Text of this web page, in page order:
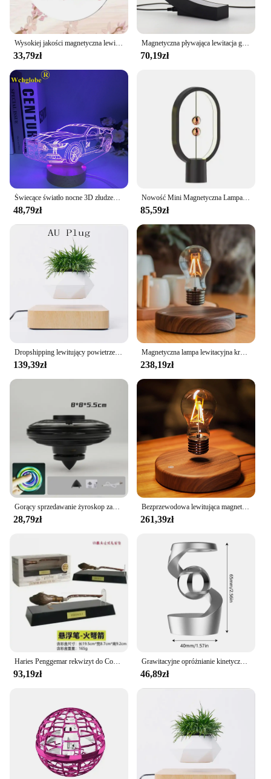
Wysokiej jakości magnetyczna lewitująca żarówka Retro atmosfera lampa do ochrony oczu RGB LED lampa lampka nocna z USB na wystrój pokoju prezent
33,79zł
Magnetyczna pływająca lewitacja globus LED mapa świata elektroniczna lampa antygrawitacyjna nowość kulka świetlna lampy dekoracyjne do domu prezenty urodzinowe
70,19zł
Świecące światło nocne 3D złudzenie optyczne w stylu vintage 7 kolorów drewniane światło migające z powrotem do przyszłego pojazdu lewitacji zabawki modele samochodów
48,79zł
Nowość Mini Magnetyczna Lampa Balansowa Lewitacja Pływająca Kula USB Przy Sypialnia Prezent Urodzinowy Dla Dzieci Fantazyjna Lampka Nocna LED Wystrój Pokoju
85,59zł
Dropshipping lewitujący powietrze doniczka do Bonsai obrót doniczki sadzarki zawieszenie magnetyczne pływający garnek roślina doniczkowa domu
139,39zł
Magnetyczna lampa lewitacyjna kreatywność pływająca żarówka szkło LED dekoracja biurko do pracy w domu prezent urodzinowy stół nowość lampka nocna
238,19zł
Gorący sprzedawanie żyroskop zabawki indukcyjne zabawa lewitacja emitujący światło żyroskop zabawki dekompresyjne zabawki dla dzieci prezent urodzinowy
28,79zł
Bezprzewodowa lewitująca magnetyczna pływająca lampka nocna LED na biurko, automatyczna obrotowa lampa 360 stopni na prezenty, pokój, biuro
261,39zł
93,19zł
Grawitacyjne opróżnianie kinetyczne dekoracje na biurko stop aluminium kreatywny obrotowy żyroskop palec kinetyczny lewitujący Spinner do dekoracji biurka
46,89zł